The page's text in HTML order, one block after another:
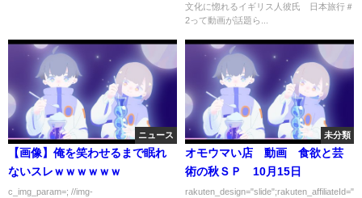
文化に惚れるイギリス人彼氏 日本旅行＃
2って動画が話題ら...
ニュース
【画像】俺を笑わせるまで眠れ
ないスレｗｗｗｗｗｗ
c_img_param=; //img-
未分類
オモウマい店 動画 食欲と芸
術の秋ＳＰ 10月15日